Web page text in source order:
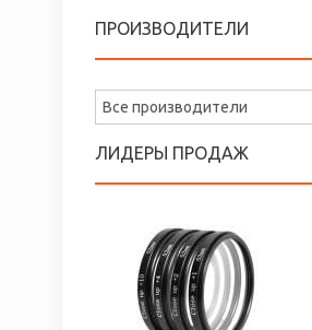
ПРОИЗВОДИТЕЛИ
ЛИДЕРЫ ПРОДАЖ